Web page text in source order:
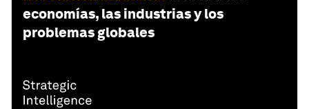
economías, las industrias y los
problemas globales